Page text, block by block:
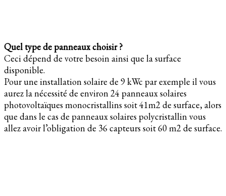
Quel type de panneaux choisir ?
Ceci dépend de votre besoin ainsi que la surface
disponible.
Pour une installation solaire de 9 kWc par exemple il vous
aurez la nécessité de environ 24 panneaux solaires
photovoltaïques monocristallins soit 41m2 de surface, alors
que dans le cas de panneaux solaires polycristallin vous
allez avoir l’obligation de 36 capteurs soit 60 m2 de surface.